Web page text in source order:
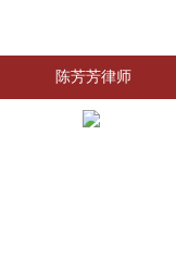
陈芳芳律师